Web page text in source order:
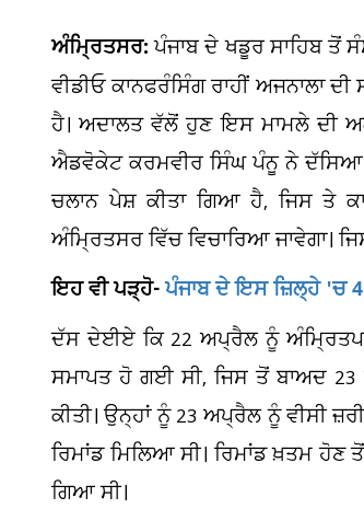
ਅੰਮ੍ਰਿਤਸਰ:ਪੰਜਾਬ ਦੇ ਖਡੂਰ ਸਾਹਿਬ ਤੋਂ
ਵੀਡੀਓ ਕਾਨਫਰੰਸਿੰਗ ਰਾਹੀਂ ਅਜਨਾਲਾ
ਹੈ। ਅਦਾਲਤ ਵੱਲੋਂ ਹੁਣ ਇਸ ਮਾਮਲੇ ਦੀ
ਐਡਵੋਕੇਟ ਕਰਮਵੀਰ ਸਿੰਘ ਪੰਨੂ ਨੇ ਦੱਸਿਆ
ਚਲਾਨ ਪੇਸ਼ ਕੀਤਾ ਗਿਆ ਹੈ, ਜਿਸ ਤੇ
ਅੰਮ੍ਰਿਤਸਰ ਵਿੱਚ ਵਿਚਾਰਿਆ ਜਾਵੇਗਾ।
ਇਹ ਵੀ ਪੜ੍ਹੋ-ਪੰਜਾਬ ਦੇ ਇਸ ਜ਼ਿਲ੍ਹੇ 'ਚ
ਦੱਸ ਦੇਈਏ ਕਿ 22 ਅਪ੍ਰੈਲ ਨੂੰ
ਸਮਾਪਤ ਹੋ ਗਈ ਸੀ, ਜਿਸ ਤੋਂ ਬਾਅਦ
ਕੀਤੀ। ਉਨ੍ਹਾਂ ਨੂੰ 23 ਅਪ੍ਰੈਲ ਨੂੰ ਵੀਸੀ
ਰਿਮਾਂਡ ਮਿਲਿਆ ਸੀ। ਰਿਮਾਂਡ ਖ਼ਤਮ ਹੋਣ
ਗਿਆ ਸੀ।